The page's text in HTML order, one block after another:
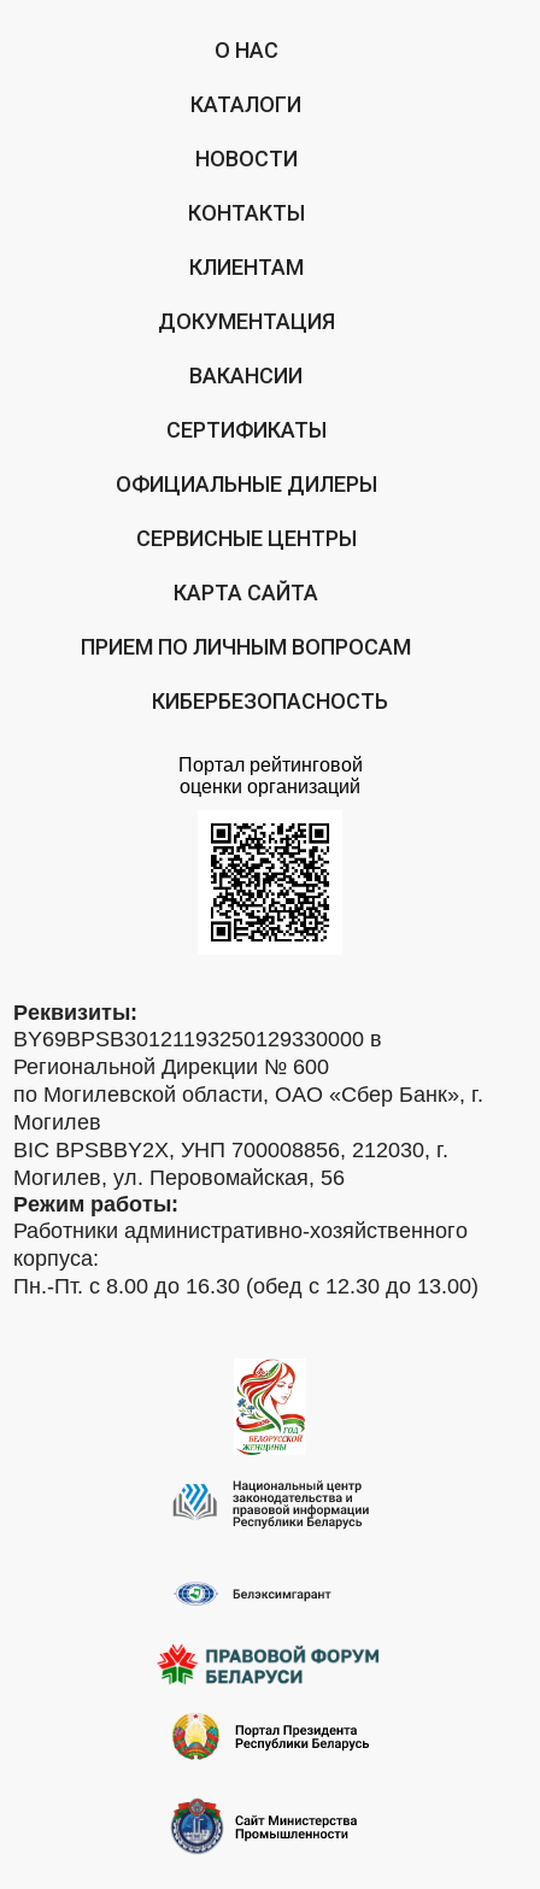
О НАС
КАТАЛОГИ
НОВОСТИ
КОНТАКТЫ
КЛИЕНТАМ
ДОКУМЕНТАЦИЯ
ВАКАНСИИ
СЕРТИФИКАТЫ
ОФИЦИАЛЬНЫЕ ДИЛЕРЫ
СЕРВИСНЫЕ ЦЕНТРЫ
КАРТА САЙТА
ПРИЕМ ПО ЛИЧНЫМ ВОПРОСАМ
КИБЕРБЕЗОПАСНОСТЬ
Портал рейтинговой
оценки организаций
Реквизиты:
BY69BPSB30121193250129330000 в
Региональной Дирекции № 600
по Могилевской области, ОАО «Сбер Банк», г.
Могилев
BIC BPSBBY2X, УНП 700008856, 212030, г.
Могилев, ул. Перовомайская, 56
Режим работы:
Работники административно-хозяйственного
корпуса:
Пн.-Пт. с 8.00 до 16.30 (обед с 12.30 до 13.00)